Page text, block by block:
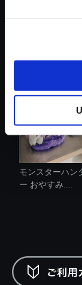
モンスターハン
ー おやすみ....